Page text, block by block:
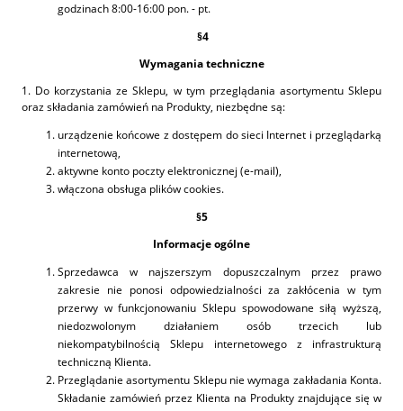
godzinach 8:00-16:00 pon. - pt.
§4
Wymagania techniczne
1. Do korzystania ze Sklepu, w tym przeglądania asortymentu Sklepu
oraz składania zamówień na Produkty, niezbędne są:
urządzenie końcowe z dostępem do sieci Internet i przeglądarką
internetową,
aktywne konto poczty elektronicznej (e-mail),
włączona obsługa plików cookies.
§5
Informacje ogólne
Sprzedawca w najszerszym dopuszczalnym przez prawo
zakresie nie ponosi odpowiedzialności za zakłócenia w tym
przerwy w funkcjonowaniu Sklepu spowodowane siłą wyższą,
niedozwolonym działaniem osób trzecich lub
niekompatybilnością Sklepu internetowego z infrastrukturą
techniczną Klienta.
Przeglądanie asortymentu Sklepu nie wymaga zakładania Konta.
Składanie zamówień przez Klienta na Produkty znajdujące się w